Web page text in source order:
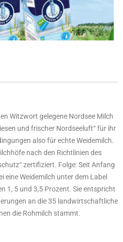
Witzwort gelegene Nordsee Milch
und frischer Nordseeluft“ für ihr
also für echte Weidemilch.
nach den Richtlinien des
zertifiziert. Folge: Seit Anfang
eine Weidemilch unter dem Label
1, 5 und 3,5 Prozent. Sie entspricht
an die 35 landwirtschaftliche
die Rohmilch stammt.